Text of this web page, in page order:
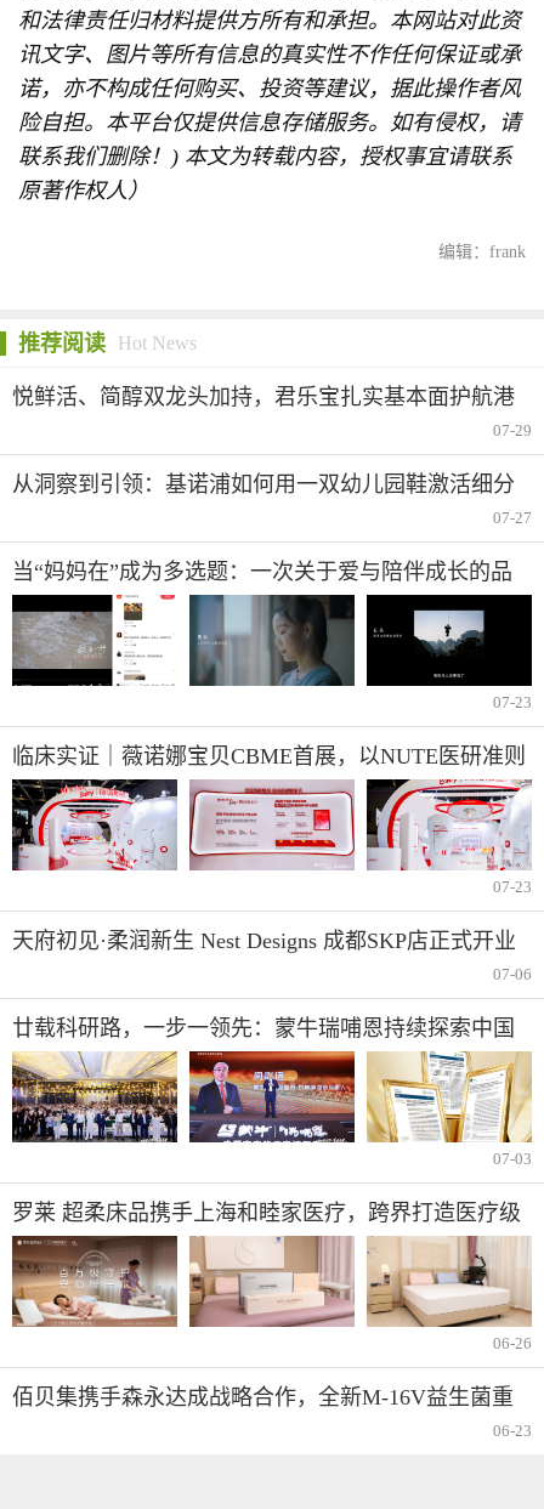
和法律责任归材料提供方所有和承担。本网站对此资
讯文字、图片等所有信息的真实性不作任何保证或承
诺，亦不构成任何购买、投资等建议，据此操作者风
险自担。本平台仅提供信息存储服务。如有侵权，请
联系我们删除！) 本文为转载内容，授权事宜请联系
原著作权人）
编辑：frank
推荐阅读 Hot News
悦鲜活、简醇双龙头加持，君乐宝扎实基本面护航港
07-29
从洞察到引领：基诺浦如何用一双幼儿园鞋激活细分
07-27
当“妈妈在”成为多选题：一次关于爱与陪伴成长的品
牌对话
07-23
临床实证｜薇诺娜宝贝CBME首展，以NUTE医研准则
打造儿童敏感肌肤专用洗沐产品
07-23
天府初见·柔润新生 Nest Designs 成都SKP店正式开业
07-06
廿载科研路，一步一领先：蒙牛瑞哺恩持续探索中国
宝宝成长密码
07-03
罗莱 超柔床品携手上海和睦家医疗，跨界打造医疗级
安睡新体验
06-26
佰贝集携手森永达成战略合作，全新M-16V益生菌重
06-23